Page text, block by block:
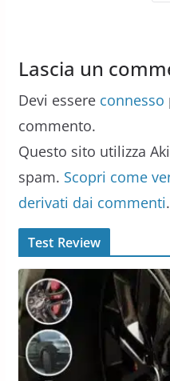
Lascia un
Devi essere connesso
commento.
Questo sito utilizza
spam. Scopri come
derivati dai commenti.
Test Review